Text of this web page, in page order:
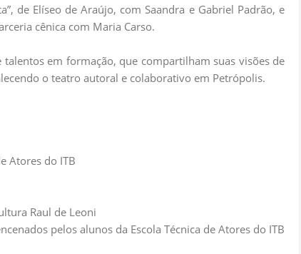
de Elíseo de Araújo, com Saandra e Gabriel Padrão, e
cênica com Maria Carso.
em formação, que compartilham suas visões de
o teatro autoral e colaborativo em Petrópolis.
Atores do ITB
Raul de Leoni
pelos alunos da Escola Técnica de Atores do ITB